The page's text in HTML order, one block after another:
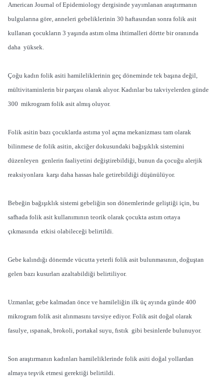
American Journal of Epidemiology dergisinde yayımlanan araştırmanın
bulgularına göre, anneleri gebeliklerinin 30 haftasından sonra folik asit
kullanan çocukların 3 yaşında astım olma ihtimalleri dörtte bir oranında
daha yüksek.
Çoğu kadın folik asiti hamileliklerinin geç döneminde tek başına değil,
mültivitaminlerin bir parçası olarak alıyor. Kadınlar bu takviyelerden günde
300 mikrogram folik asit almış oluyor.
Folik asitin bazı çocuklarda astıma yol açma mekanizması tam olarak
bilinmese de folik asitin, akciğer dokusundaki bağışıklık sistemini
düzenleyen genlerin faaliyetini değiştirebildiği, bunun da çocuğu alerjik
reaksiyonlara karşı daha hassas hale getirebildiği düşünülüyor.
Bebeğin bağışıklık sistemi gebeliğin son dönemlerinde geliştiği için, bu
safhada folik asit kullanımının teorik olarak çocukta astım ortaya
çıkmasında etkisi olabileceği belirtildi.
Gebe kalındığı dönemde vücutta yeterli folik asit bulunmasının, doğuştan
gelen bazı kusurları azaltabildiği belirtiliyor.
Uzmanlar, gebe kalmadan önce ve hamileliğin ilk üç ayında günde 400
mikrogram folik asit alınmasını tavsiye ediyor. Folik asit doğal olarak
fasulye, ıspanak, brokoli, portakal suyu, fıstık gibi besinlerde bulunuyor.
Son araştırmanın kadınları hamileliklerinde folik asiti doğal yollardan
almaya teşvik etmesi gerektiği belirtildi.